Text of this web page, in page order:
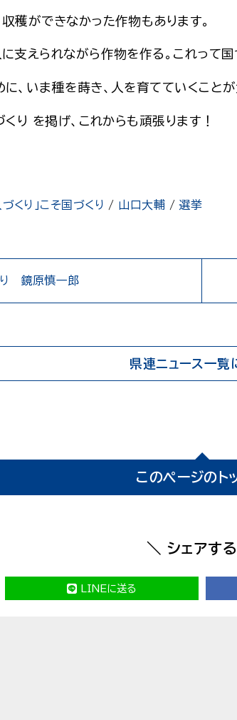
穫ができなかった作物もあります。
支えられながら作物を作る。これって国
、いま種を蒔き、人を育てていくことが
り を掲げ、これからも頑張ります！
づくり」こそ国づくり / 山口大輔 /選挙
り 鏡原慎一郎
県連ニュース一覧
このページのト
＼ シェアす
LINEに送る